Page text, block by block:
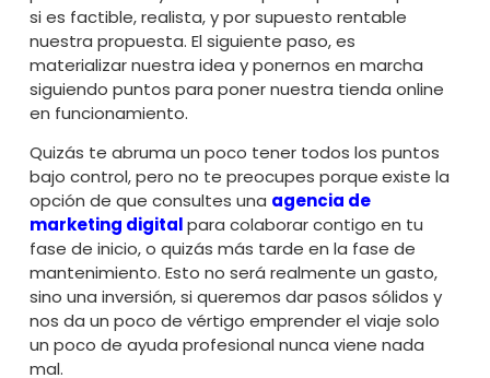
si es factible, realista, y por supuesto rentable
nuestra propuesta. El siguiente paso, es
materializar nuestra idea y ponernos en marcha
siguiendo puntos para poner nuestra tienda online
en funcionamiento.
Quizás te abruma un poco tener todos los puntos
bajo control, pero no te preocupes porqueexiste la
opción de que consultes una agencia de
marketing digitalpara colaborar contigo en tu
fase de inicio, o quizás más tarde en la fase de
mantenimiento. Esto no será realmente un gasto,
sino una inversión, si queremos dar pasos sólidos y
nos da un poco de vértigo emprender el viaje solo
un poco de ayuda profesional nunca viene nada
mal.